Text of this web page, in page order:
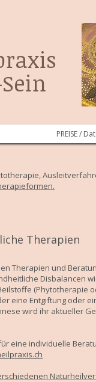
PREISE /
Therapien
Therapien und
Disbalancen
(Phytotherapie
eine Entgiftung oder
wird ihr aktueller
eine individuelle